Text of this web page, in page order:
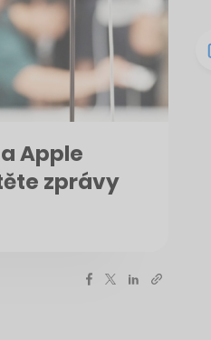
Apple
zprávy